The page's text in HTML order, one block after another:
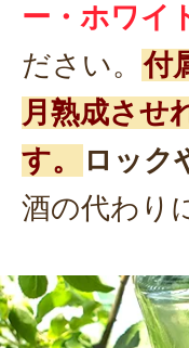
ー・ホワイ
ださい。 付
月熟成させ
す。
ロック
酒の代わり